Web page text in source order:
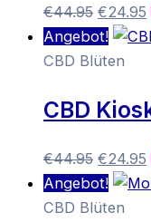
€44.95
Preis
war:
€24.95
Angebot!
CBD Blüten
CBD
€44.95
Preis
war:
€24.95
Angebot!
CBD Blüten